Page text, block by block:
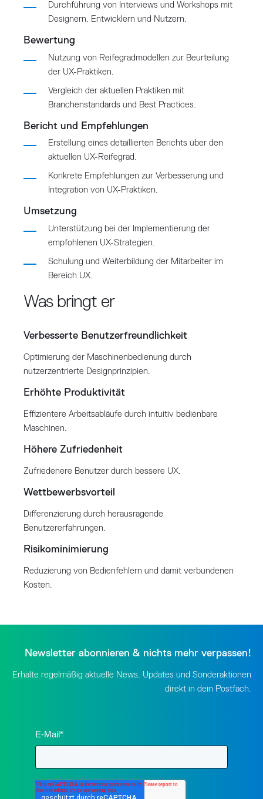
Durchführung von Interviews und Workshops mit
Designern, Entwicklern und Nutzern.
Bewertung
Nutzung von Reifegradmodellen zur Beurteilung
der UX-Praktiken.
Vergleich der aktuellen Praktiken mit
Branchenstandards und Best Practices.
Bericht und Empfehlungen
Erstellung eines detaillierten Berichts über den
aktuellen UX-Reifegrad.
Konkrete Empfehlungen zur Verbesserung und
Integration von UX-Praktiken.
Umsetzung
Unterstützung bei der Implementierung der
empfohlenen UX-Strategien.
Schulung und Weiterbildung der Mitarbeiter im
Bereich UX.
Was bringt er
Verbesserte Benutzerfreundlichkeit
Optimierung der Maschinenbedienung durch
nutzerzentrierte Designprinzipien.
Erhöhte Produktivität
Effizientere Arbeitsabläufe durch intuitiv bedienbare
Maschinen.
Höhere Zufriedenheit
Zufriedenere Benutzer durch bessere UX.
Wettbewerbsvorteil
Differenzierung durch herausragende
Benutzererfahrungen.
Risikominimierung
Reduzierung von Bedienfehlern und damit verbundenen
Kosten.
Newsletter abonnieren & nichts mehr verpassen!
Erhalte regelmäßig aktuelle News, Updates und Sonderaktionen
direkt in dein Postfach.
E-Mail*